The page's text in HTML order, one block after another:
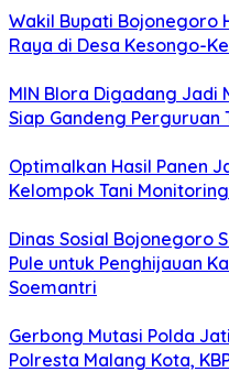
Wakil Bupati Bojonegoro
Raya di Desa Kesongo-
MIN Blora Digadang Jadi
Siap Gandeng Perguruan
Optimalkan Hasil Panen
Kelompok Tani
Dinas Sosial Bojonegoro
Pule untuk Penghijauan
Soemantri
Gerbong Mutasi Polda
Polresta Malang Kota,